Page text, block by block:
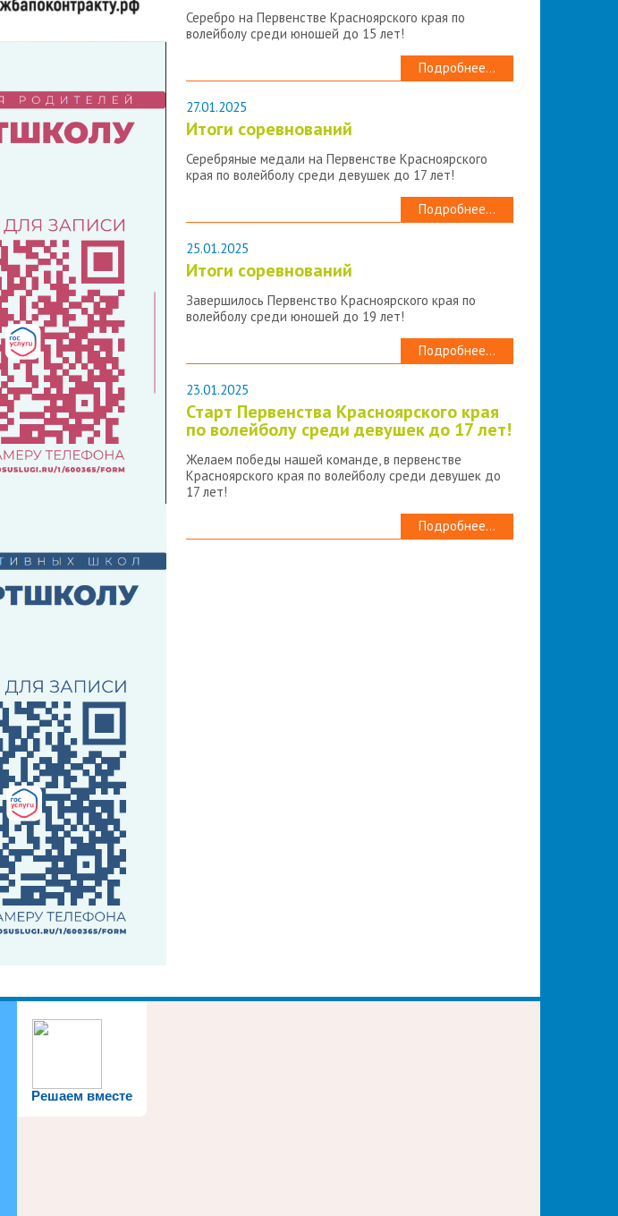
Серебро на Первенстве Красноярского края по
волейболу среди юношей до 15 лет!
Подробнее...
27.01.2025
Итоги соревнований
Серебряные медали на Первенстве Красноярского
края по волейболу среди девушек до 17 лет!
Подробнее...
25.01.2025
Итоги соревнований
Завершилось Первенство Красноярского края по
волейболу среди юношей до 19 лет!
Подробнее...
23.01.2025
Старт Первенства Красноярского края
по волейболу среди девушек до 17 лет!
Желаем победы нашей команде, в первенстве
Красноярского края по волейболу среди девушек до
17 лет!
Подробнее...
Решаем вместе